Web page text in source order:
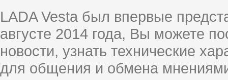
LADA Vesta был впервые
августе 2014 года, Вы можете
новости, узнать технические
для общения и обмена